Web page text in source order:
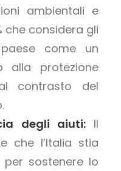
ambientali e
che considera gli
come un
alla protezione
contrasto del
degli aiuti:Il
che l’Italia stia
sostenere lo